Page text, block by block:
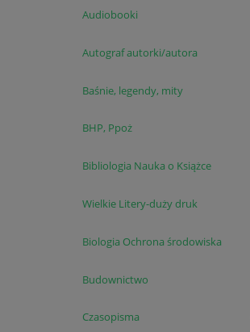
Audiobooki
Autograf autorki/autora
Baśnie, legendy, mity
BHP, Ppoż
Bibliologia Nauka o Książce
Wielkie Litery-duży druk
Biologia Ochrona środowiska
Budownictwo
Czasopisma